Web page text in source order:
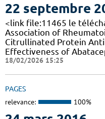
22 septembre
<link file:11465 le
Association of
Citrullinated Protein
Effectiveness of
18/02/2026 15:25
PAGES
relevance: 100%